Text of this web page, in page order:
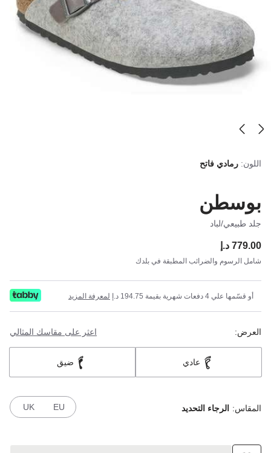
اللون: رمادي فاتح
بوسطن
جلد طبيعي/لباد
779.00 د.إ
شامل الرسوم والضرائب المطبقة في بلدك
أو قسّمها علي 4 دفعات شهرية بقيمة 194.75 د.إ لمعرفة المزيد
العرض: اعثر على مقاسك المثالي
عادي ضيق
المقاس: الرجاء التحديد EU
UK